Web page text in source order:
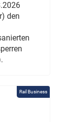
den
Rail Business